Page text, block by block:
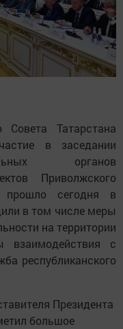
Совета Татарстана
в заседании
органов
Приволжского
прошло сегодня в
в том числе меры
на территории
взаимодействия с
республиканского
Президента
большое